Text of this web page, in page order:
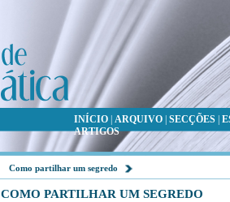
INÍCIO| ARQUIVO| SECÇÕES|
ARTIGOS
Como partilhar um segredo
COMO PARTILHAR UM SEGREDO